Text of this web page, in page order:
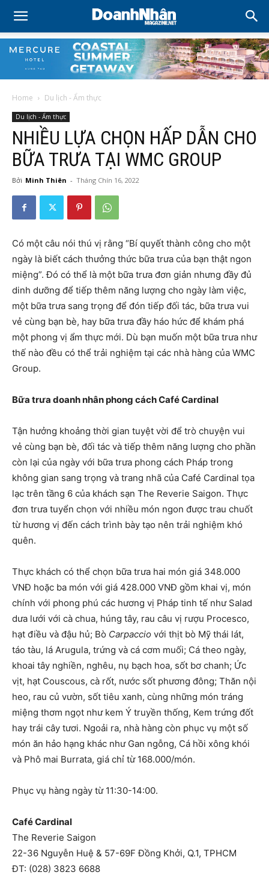
Home Du lịch - Ẩm thực
Du lịch - Ẩm thực
NHIỀU LỰA CHỌN HẤP DẪN CHO
BỮA TRƯA TẠI WMC GROUP
Bởi Minh Thiên - Tháng Chín 16, 2022
Có một câu nói thú vị rằng “Bí quyết thành công cho một
ngày là biết cách thưởng thức bữa trưa của bạn thật ngon
miệng”. Đó có thể là một bữa trưa đơn giản nhưng đầy đủ
dinh dưỡng để tiếp thêm năng lượng cho ngày làm việc,
một bữa trưa sang trọng để đón tiếp đối tác, bữa trưa vui
vẻ cùng bạn bè, hay bữa trưa đầy háo hức để khám phá
một phong vị ẩm thực mới. Dù bạn muốn một bữa trưa như
thế nào đều có thể trải nghiệm tại các nhà hàng của WMC
Group.
Bữa trưa doanh nhân phong cách Café Cardinal
Tận hưởng khoảng thời gian tuyệt vời để trò chuyện vui
vẻ cùng bạn bè, đối tác và tiếp thêm năng lượng cho phần
còn lại của ngày với bữa trưa phong cách Pháp trong
không gian sang trọng và trang nhã của Café Cardinal tọa
lạc trên tầng 6 của khách sạn The Reverie Saigon. Thực
đơn trưa tuyển chọn với nhiều món ngon được trau chuốt
từ hương vị đến cách trình bày tạo nên trải nghiệm khó
quên.
Thực khách có thể chọn bữa trưa hai món giá 348.000
VNĐ hoặc ba món với giá 428.000 VNĐ gồm khai vị, món
chính với phong phú các hương vị Pháp tinh tế như Salad
dưa lưới với cà chua, húng tây, rau câu vị rượu Procesco,
hạt điều và đậu hủ; Bò Carpaccio với thịt bò Mỹ thái lát,
táo tàu, lá Arugula, trứng và cá cơm muối; Cá theo ngày,
khoai tây nghiền, nghêu, nụ bạch hoa, sốt bơ chanh; Ức
vịt, hạt Couscous, cà rốt, nước sốt phương đông; Thăn nội
heo, rau củ vườn, sốt tiêu xanh, cùng những món tráng
miệng thơm ngọt như kem Ý truyền thống, Kem trứng đốt
hay trái cây tươi. Ngoải ra, nhà hàng còn phục vụ một số
món ăn hảo hạng khác như Gan ngỗng, Cá hồi xông khói
và Phô mai Burrata, giá chỉ từ 168.000/món.
Phục vụ hàng ngày từ 11:30-14:00.
Café Cardinal
The Reverie Saigon
22-36 Nguyễn Huệ & 57-69F Đồng Khởi, Q.1, TPHCM
ĐT: (028) 3823 6688